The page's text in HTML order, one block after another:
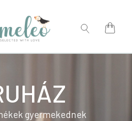
gyermekednek